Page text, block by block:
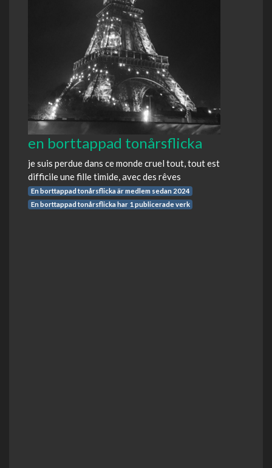
en borttappad tonårsflicka
je suis perdue dans ce monde cruel tout, tout est
difficile une fille timide, avec des rêves
En borttappad tonårsflicka är medlem sedan 2024
En borttappad tonårsflicka har 1 publicerade verk